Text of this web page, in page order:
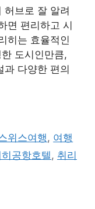
허브로 잘 알려
면 편리하고 시
히는 효율적인
도시인만큼,
과 다양한 편의
위스여행 , 여행
공항호텔 , 취리